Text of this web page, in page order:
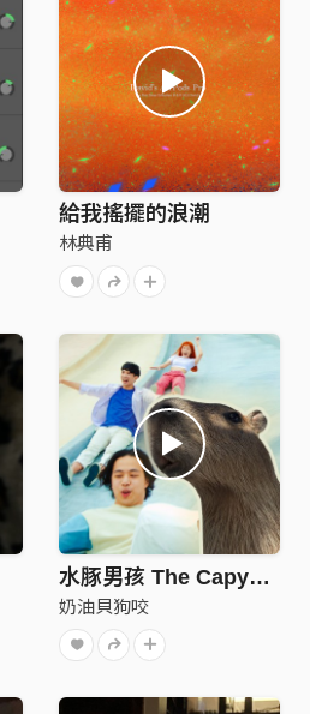
給我搖擺的浪潮
林典甫
水豚男孩 The Capybara Baby!! (demo)
奶油貝狗咬